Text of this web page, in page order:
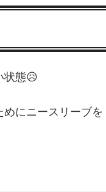
状態😥
にニースリーブを